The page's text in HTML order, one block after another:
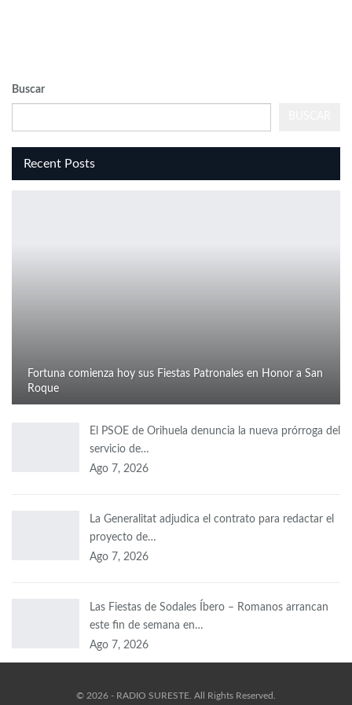
Buscar
Recent Posts
Fortuna comienza hoy sus Fiestas Patronales en Honor a San
Roque
El PSOE de Orihuela denuncia la nueva prórroga del
servicio de…
Ago 7, 2026
La Generalitat adjudica el contrato para redactar el
proyecto de…
Ago 7, 2026
Las Fiestas de Sodales Íbero – Romanos arrancan
este fin de semana en…
Ago 7, 2026
© 2026 - RADIO SURESTE. All Rights Reserved.